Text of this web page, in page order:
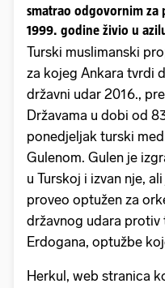
smatrao odgovornim za
1999. godine živio u
Turski muslimanski
za kojeg Ankara tvrdi
državni udar 2016.,
Državama u dobi od
ponedjeljak turski
Gulenom. Gulen je
u Turskoj i izvan nje,
proveo optužen za
državnog udara protiv
Erdogana, optužbe
Herkul, web stranica